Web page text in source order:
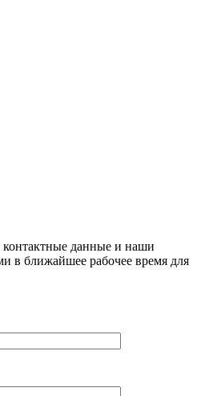
данные и наши
в ближайшее рабочее время для